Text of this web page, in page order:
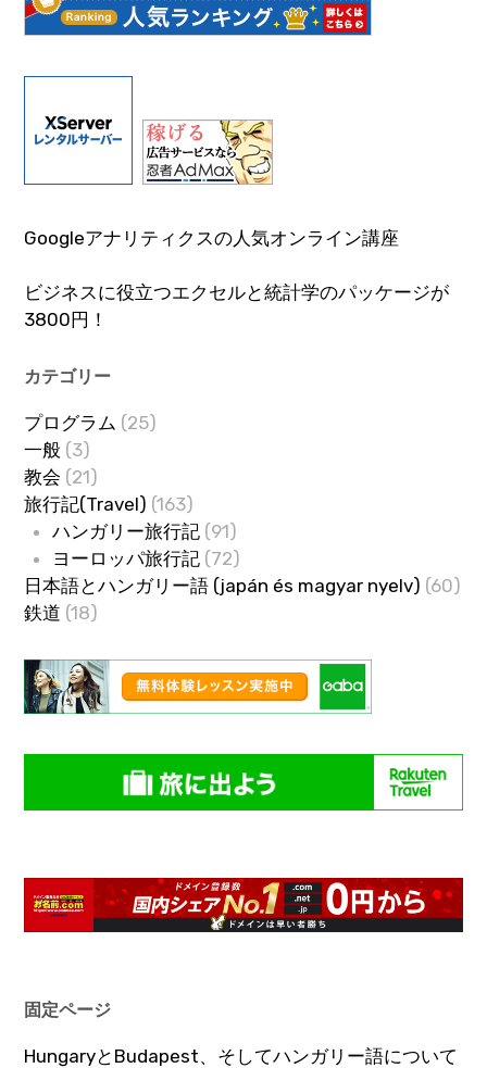
Googleアナリティクスの人気オンライン講座
ビジネスに役立つエクセルと統計学のパッケージが
3800円！
カテゴリー
プログラム (25)
一般 (3)
教会 (21)
旅行記(Travel) (163)
ハンガリー旅行記(91)
ヨーロッパ旅行記(72)
日本語とハンガリー語 (japán és magyar nyelv) (60)
鉄道 (18)
固定ページ
HungaryとBudapest、そしてハンガリー語について